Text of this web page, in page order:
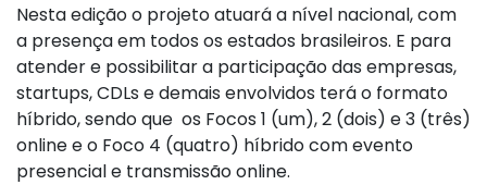
Nesta edição o projeto atuará a nível nacional, com
a presença em todos os estados brasileiros. E para
atender e possibilitar a participação das empresas,
startups, CDLs e demais envolvidos terá o formato
híbrido, sendo que os Focos 1 (um), 2 (dois) e 3 (três)
online e o Foco 4 (quatro) híbrido com evento
presencial e transmissão online.